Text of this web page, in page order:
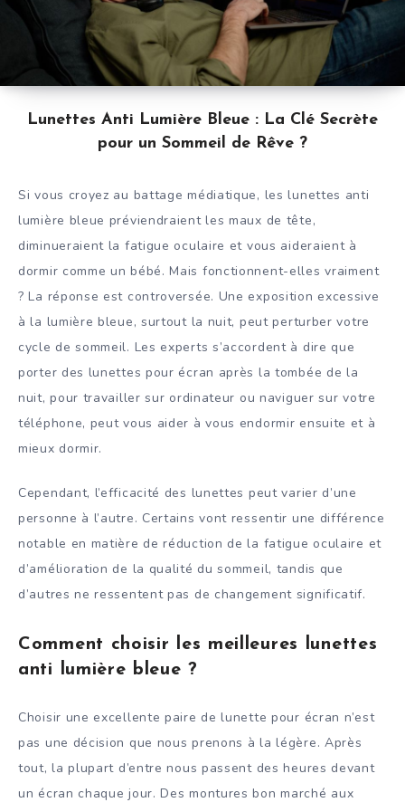
Lunettes Anti Lumière Bleue : La Clé Secrète
pour un Sommeil de Rêve ?
Si vous croyez au battage médiatique, les lunettes anti
lumière bleue préviendraient les maux de tête,
diminueraient la fatigue oculaire et vous aideraient à
dormir comme un bébé. Mais fonctionnent-elles vraiment
? La réponse est controversée. Une exposition excessive
à la lumière bleue, surtout la nuit, peut perturber votre
cycle de sommeil. Les experts s’accordent à dire que
porter des lunettes pour écran après la tombée de la
nuit, pour travailler sur ordinateur ou naviguer sur votre
téléphone, peut vous aider à vous endormir ensuite et à
mieux dormir.
Cependant, l’efficacité des lunettes peut varier d’une
personne à l’autre. Certains vont ressentir une différence
notable en matière de réduction de la fatigue oculaire et
d’amélioration de la qualité du sommeil, tandis que
d’autres ne ressentent pas de changement significatif.
Comment choisir les meilleures lunettes
anti lumière bleue ?
Choisir une excellente paire de lunette pour écran n’est
pas une décision que nous prenons à la légère. Après
tout, la plupart d’entre nous passent des heures devant
un écran chaque jour. Des montures bon marché aux